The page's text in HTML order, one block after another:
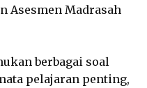
Asesmen Madrasah
berbagai soal
pelajaran penting,